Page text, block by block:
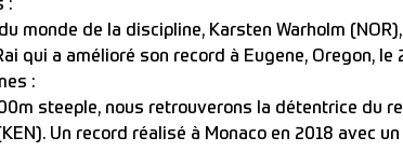
:
monde de la discipline, Karsten Warholm
qui a amélioré son record à Eugene, Oregon, le
:
steeple, nous retrouverons la détentrice du
Un record réalisé à Monaco en 2018 avec